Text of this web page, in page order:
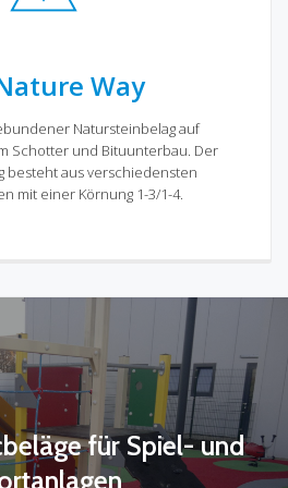
Way
Natursteinbelag auf
Schotter und Bituunterbau. Der
besteht aus verschiedensten
mit einer Körnung 1-3/1-4.
für Spiel- und